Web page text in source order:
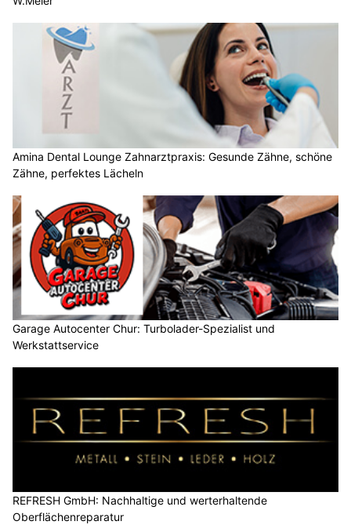
Amina Dental Lounge Zahnarztpraxis: Gesunde Zähne, schöne
Zähne, perfektes Lächeln
Garage Autocenter Chur: Turbolader-Spezialist und
Werkstattservice
REFRESH GmbH: Nachhaltige und werterhaltende
Oberflächenreparatur